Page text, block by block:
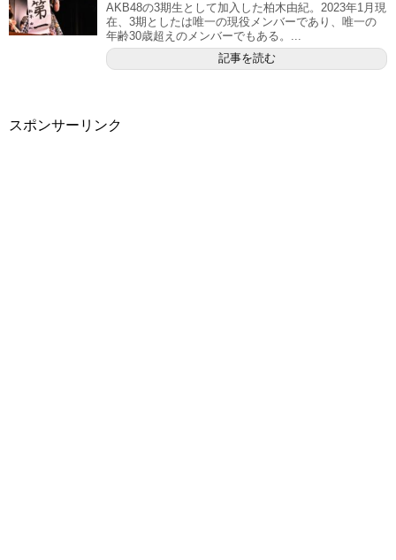
AKB48の3期生として加入した柏木由紀。2023年1月現
在、3期としたは唯一の現役メンバーであり、唯一の
年齢30歳超えのメンバーでもある。...
記事を読む
スポンサーリンク